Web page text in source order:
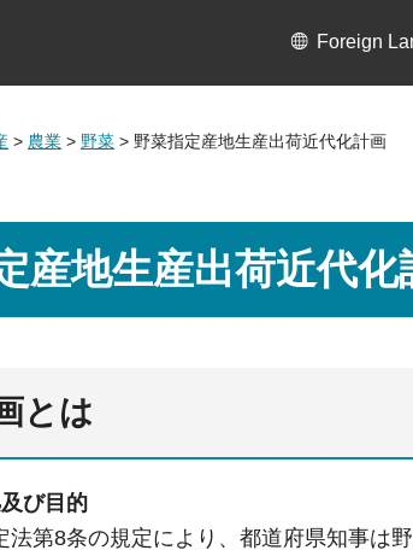
Foreign
> 農業 > 野菜 > 野菜指定産地生産出荷近代化計画
産地生産出荷近代化
とは
び目的
法第8条の規定により、都道府県知事は